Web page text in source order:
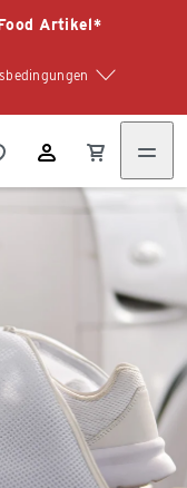
Artikel*